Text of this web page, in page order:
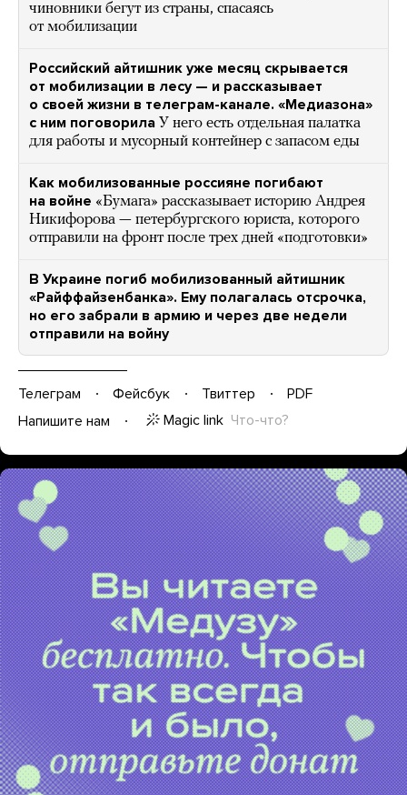
чиновники бегут из страны, спасаясь
от мобилизации
Российский айтишник уже месяц скрывается
от мобилизации в лесу — и рассказывает
о своей жизни в телеграм-канале. «Медиазона»
с ним поговорила У него есть отдельная палатка
для работы и мусорный контейнер с запасом еды
Как мобилизованные россияне погибают
на войне «Бумага» рассказывает историю Андрея
Никифорова — петербургского юриста, которого
отправили на фронт после трех дней «подготовки»
В Украине погиб мобилизованный айтишник
«Райффайзенбанка». Ему полагалась отсрочка,
но его забрали в армию и через две недели
отправили на войну
Телеграм Фейсбук Твиттер
PDF
Напишите нам
Magic link Что-что?